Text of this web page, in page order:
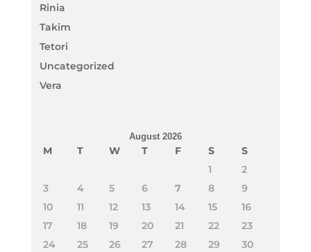
Rinia
Takim
Tetori
Uncategorized
Vera
August 2026
M T W T F S
S
1
2
3
4 5 6 7 8
9
10
11 12 13 14 15
16
17
18 19 20 21 22
23
24
25 26 27 28 29
30